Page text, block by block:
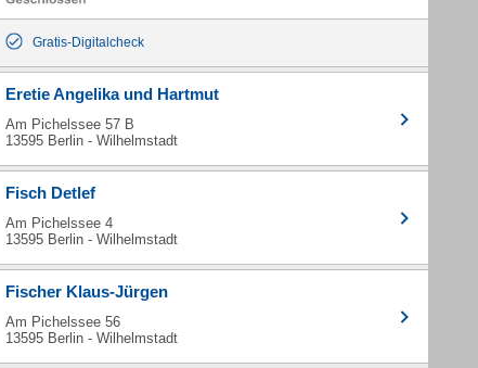
Gratis-Digitalcheck
Eretie Angelika und Hartmut
Am Pichelssee 57 B
13595 Berlin - Wilhelmstadt
Fisch Detlef
Am Pichelssee 4
13595 Berlin - Wilhelmstadt
Fischer Klaus-Jürgen
Am Pichelssee 56
13595 Berlin - Wilhelmstadt